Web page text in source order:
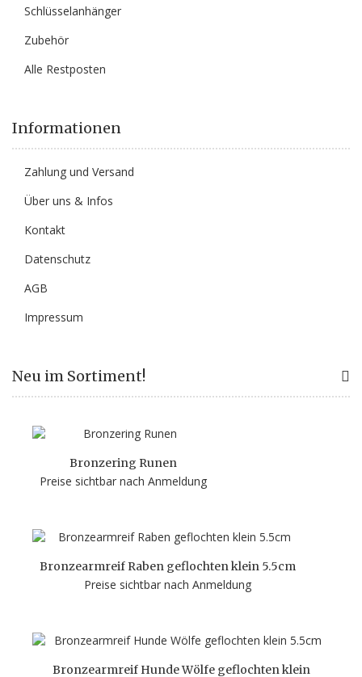
Schlüsselanhänger
Zubehör
Alle Restposten
Informationen
Zahlung und Versand
Über uns & Infos
Kontakt
Datenschutz
AGB
Impressum
Neu im Sortiment!
Bronzering Runen
Preise sichtbar nach Anmeldung
Bronzearmreif Raben geflochten klein 5.5cm
Preise sichtbar nach Anmeldung
Bronzearmreif Hunde Wölfe geflochten klein